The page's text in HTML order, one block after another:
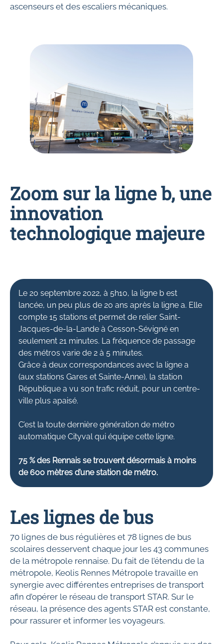
ascenseurs et des escaliers mécaniques.
Zoom sur la ligne b, une
innovation
technologique majeure
Le 20 septembre 2022, à 5h10, la ligne b est
lancée, un peu plus de 20 ans après la ligne a. Elle
compte 15 stations et permet de relier Saint-
Jacques-de-la-Lande à Cesson-Sévigné en
seulement 21 minutes. La fréquence de passage
des métros varie de 2 à 5 minutes.
Grâce à deux correspondances avec la ligne a
(aux stations Gares et Sainte-Anne), la station
République a vu son trafic réduit, pour un centre-
ville plus apaisé.
C’est la toute dernière génération de métro
automatique Cityval qui équipe cette ligne.
75 % des Rennais se trouvent désormais à moins
de 600 mètres d’une station de métro.
Les lignes de bus
70 lignes de bus régulières et 78 lignes de bus
scolaires desservent chaque jour les 43 communes
de la métropole rennaise. Du fait de l’étendu de la
métropole, Keolis Rennes Métropole travaille en
synergie avec différentes entreprises de transport
afin d’opérer le réseau de transport STAR. Sur le
réseau, la présence des agents STAR est constante,
pour rassurer et informer les voyageurs.